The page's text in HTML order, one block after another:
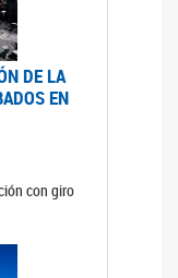
DE LA
EN
con giro